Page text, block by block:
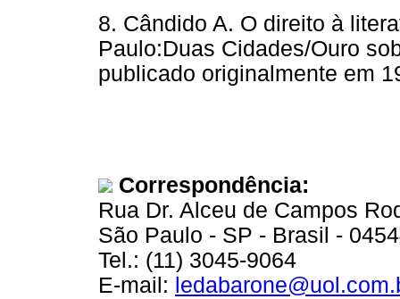
8. Cândido A. O direito à
Paulo:Duas Cidades/Ouro
publicado originalmente
Correspondência:
Rua Dr. Alceu de Campos
São Paulo - SP - Brasil -
Tel.: (11) 3045-9064
E-mail: